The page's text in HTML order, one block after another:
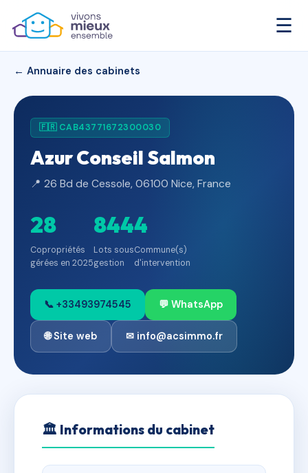
☰
← Annuaire des cabinets
🇫🇷 CAB43771672300030
Azur Conseil Salmon
📍 26 Bd de Cessole, 06100 Nice, France
28
Copropriétés
gérées en 2025
844
Lots sous
gestion
4
Commune(s)
d'intervention
📞 +33493974545 💬 WhatsApp
🌐 Site web ✉ info@acsimmo.fr
🏛 Informations du cabinet